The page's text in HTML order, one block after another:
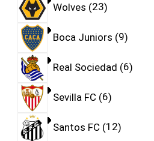
Wolves 23
Boca Juniors 9
Real Sociedad 6
Sevilla FC 6
Santos FC 12